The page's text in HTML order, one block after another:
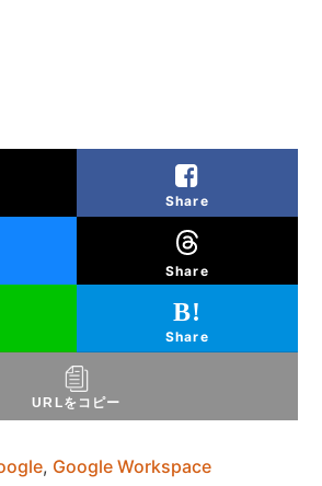
Share
Share
Share
URLをコピー
, Google Workspace